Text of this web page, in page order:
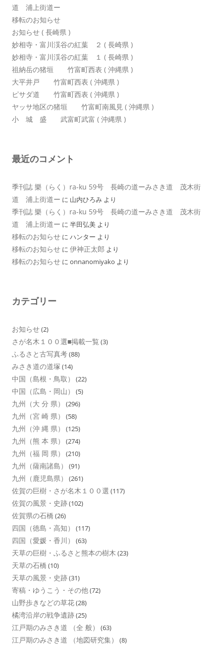
道 浦上街道ー
移転のお知らせ
お知らせ ( 長崎県 )
妙相寺・富川渓谷の紅葉 ２ ( 長崎県 )
妙相寺・富川渓谷の紅葉 １ ( 長崎県 )
祖納岳の猪垣 竹富町西表 ( 沖縄県 )
大平井戸 竹富町西表 ( 沖縄県 )
ピサダ道 竹富町西表 ( 沖縄県 )
ヤッサ地区の猪垣 竹富町南風見 ( 沖縄県 )
小 城 盛 武富町武富 ( 沖縄県 )
最近のコメント
季刊誌 樂（らく）ra-ku 59号 長崎の道ーみさき道 茂木街
道 浦上街道ー に 山内ひろみ より
季刊誌 樂（らく）ra-ku 59号 長崎の道ーみさき道 茂木街
道 浦上街道ー に 半田弘美 より
移転のお知らせ に ハンター より
移転のお知らせ に 伊神正太郎 より
移転のお知らせ に onnanomiyako より
カテゴリー
お知らせ(2)
さが名木１００選■掲載一覧 (3)
ふるさと古写真考(88)
みさき道の道塚 (14)
中国（島根・鳥取） (22)
中国（広島・岡山） (5)
九州（大 分 県） (296)
九州（宮 崎 県） (58)
九州（沖 縄 県） (125)
九州（熊 本 県） (274)
九州（福 岡 県） (210)
九州（薩南諸島） (91)
九州（鹿児島県） (261)
佐賀の巨樹・さが名木１００選 (117)
佐賀の風景・史跡(102)
佐賀県の石橋 (26)
四国（徳島・高知） (117)
四国（愛媛・香川） (63)
天草の巨樹・ふるさと熊本の樹木 (23)
天草の石橋 (10)
天草の風景・史跡(31)
寄稿・ゆうこう・その他(72)
山野歩きなどの草花(28)
橘湾沿岸の戦争遺跡(25)
江戸期のみさき道 （全 般） (63)
江戸期のみさき道 （地図研究集） (8)